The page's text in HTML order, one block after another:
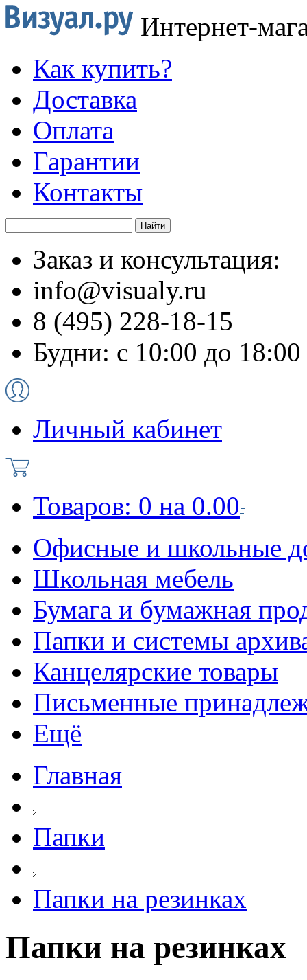
Интернет-
Как купить?
Доставка
Оплата
Гарантии
Контакты
Заказ и консультация:
info@visualy.ru
8 (495) 228-18-15
Будни: с 10:00 до 18:00
Личный кабинет
Товаров: 0 на 0.00
Офисные и школьные
Школьная мебель
Бумага и бумажная
Папки и системы
Канцелярские товары
Письменные
Ещё
Главная
Папки
Папки на резинках
Папки на резинках